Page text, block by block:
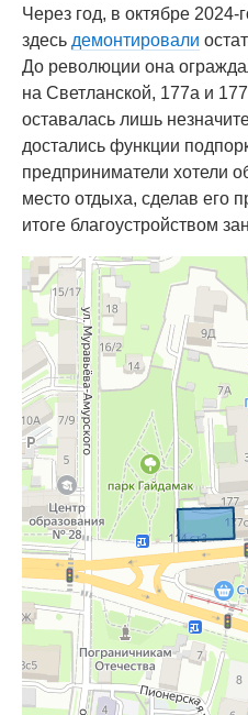
Через год, в октябре 2024-
здесь демонтировали
До революции она
на Светланской, 177а и
оставалась лишь
достались функции
предприниматели хотели
место отдыха, сделав его
итоге благоустройством